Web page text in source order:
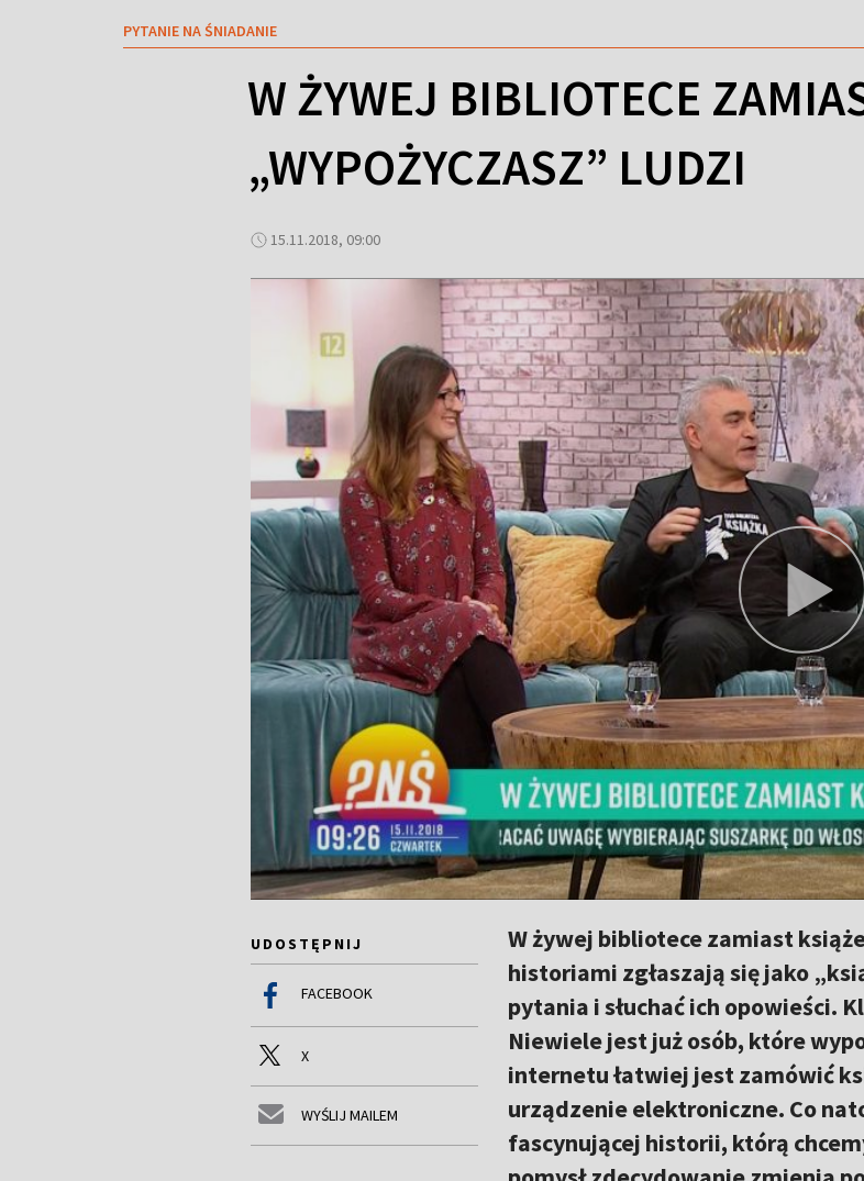
PYTANIE NA ŚNIADANIE
W ŻYWEJ BIBLIOTECE
„WYPOŻYCZASZ” LUDZI
15.11.2018, 09:00
UDOSTĘPNIJ
FACEBOOK
X
WYŚLIJ MAILEM
W żywej bibliotece zamiast
historiami zgłaszają się jako
pytania i słuchać ich opowieści.
Niewiele jest już osób, które
internetu łatwiej jest zamówić
urządzenie elektroniczne. Co
fascynującej historii, którą